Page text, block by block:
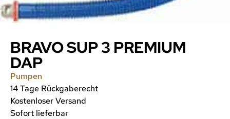
BRAVO SUP 3 PREMIUM
DAP
Pumpen
14 Tage Rückgaberecht
Kostenloser Versand
Sofort lieferbar